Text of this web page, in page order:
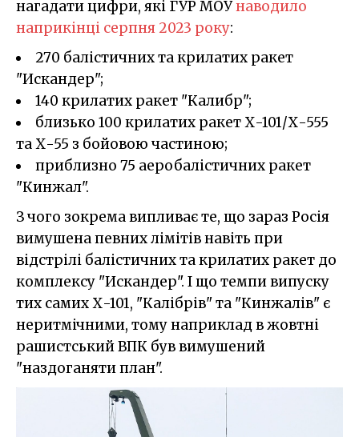
нагадати цифри, які ГУР МОУнаводило
наприкінці серпня 2023 року:
270 балістичних та крилатих ракет
"Искандер";
140 крилатих ракет "Калибр";
близько 100 крилатих ракет Х-101/Х-555
та Х-55 з бойовою частиною;
приблизно 75 аеробалістичних ракет
"Кинжал".
З чого зокрема випливає те, що зараз Росія
вимушена певних лімітів навіть при
відстрілі балістичних та крилатих ракет до
комплексу "Искандер". І що темпи випуску
тих самих Х-101, "Калібрів" та "Кинжалів" є
неритмічними, тому наприклад в жовтні
рашистський ВПК був вимушений
"наздоганяти план".